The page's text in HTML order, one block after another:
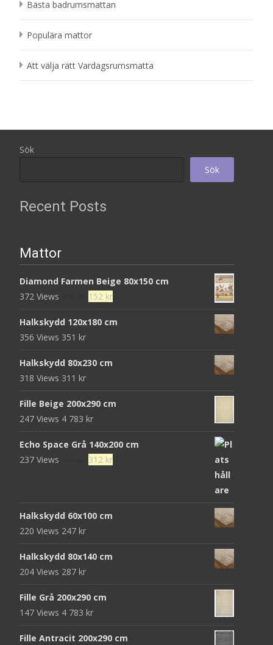
Bästa badrumsmattan
Populära mattor
Att välja rätt Vardagsrumsmatta
Sök
Sök
Recent Posts
Mattor
Diamond Farmen Beige 80x150 cm
372 Views
Det
priset
152 krDet
priset
Halkskydd 120x180 cm
356 Views 351 kr
Halkskydd 80x230 cm
318 Views 311 kr
Fille Beige 200x290 cm
247 Views 4 783 kr
Echo Space Grå 140x200 cm
237 Views
Det
952 kr.
312 krDet
Halkskydd 60x100 cm
220 Views 247 kr
Halkskydd 80x140 cm
204 Views 287 kr
Fille Grå 200x290 cm
147 Views 4 783 kr
Fille Antracit 200x290 cm